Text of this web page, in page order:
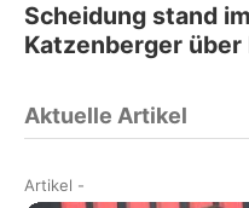
Scheidung stand
Katzenberger über
Aktuelle Artikel
Artikel -